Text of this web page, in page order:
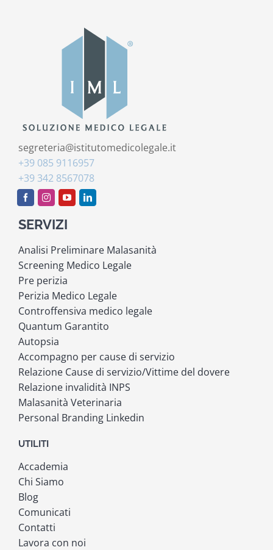
segreteria@istitutomedicolegale.it
+39 085 9116957
+39 342 8567078
SERVIZI
Analisi Preliminare Malasanità
Screening Medico Legale
Pre perizia
Perizia Medico Legale
Controffensiva medico legale
Quantum Garantito
Autopsia
Accompagno per cause di servizio
Relazione Cause di servizio/Vittime del dovere
Relazione invalidità INPS
Malasanità Veterinaria
Personal Branding Linkedin
UTILITI
Accademia
Chi Siamo
Blog
Comunicati
Contatti
Lavora con noi